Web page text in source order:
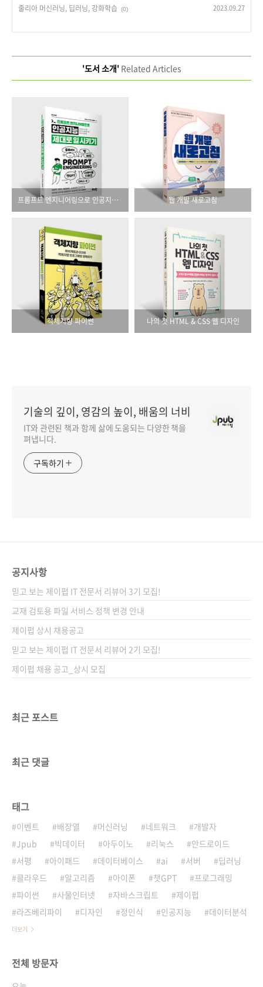
줄리아 머신러닝, 딥러닝, 강화학습 (0) 2023.09.27
'도서 소개'Related Articles
프롬프트 엔지니어링으로 인공지능 제대로 일 시키기 웹 개발 새로고침
객체지향 파이썬 나의 첫 HTML & CSS 웹 디자인
기술의 깊이, 영감의 높이, 배움의 너비
IT와 관련된 책과 함께 삶에 도움되는 다양한 책을
펴냅니다.
구독하기
공지사항
믿고 보는 제이펍 IT 전문서 리뷰어 3기 모집!
교재 검토용 파일 서비스 정책 변경 안내
제이펍 상시 채용공고
믿고 보는 제이펍 IT 전문서 리뷰어 2기 모집!
제이펍 채용 공고_상시 모집
최근 포스트
최근 댓글
태그
이벤트 배장열 머신러닝 네트워크
개발자
Jpub
빅데이터 아두이노 리눅스
안드로이드
서평
아이패드 데이터베이스 ai 서버
딥러닝
클라우드
알고리즘 아이폰 챗GPT
프로그래밍
파이썬
사물인터넷 자바스크립트
제이펍
라즈베리파이
디자인 정인식 인공지능 데이터분석
더보기
전체 방문자